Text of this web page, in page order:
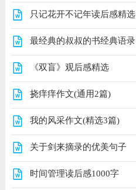
只记花开不记年读后感精选
最经典的叔叔的书经典语录
《双盲》观后感精选
挠痒痒作文(通用2篇)
我的风采作文(精选3篇)
关于剑来摘录的优美句子
时间管理读后感1000字